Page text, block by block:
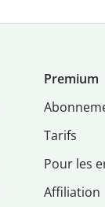
Premium
Tarifs
Pour les
Affiliation